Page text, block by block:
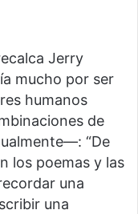
Jerry
mucho por ser
humanos
de
“De
los poemas y las
una
una